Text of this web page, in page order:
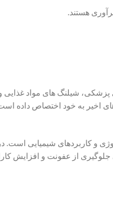
هستند.
پزشکی، شیلنگ های مواد
به خود اختصاص داده
و کاربردهای شیمیایی
از عفونت و افزایش